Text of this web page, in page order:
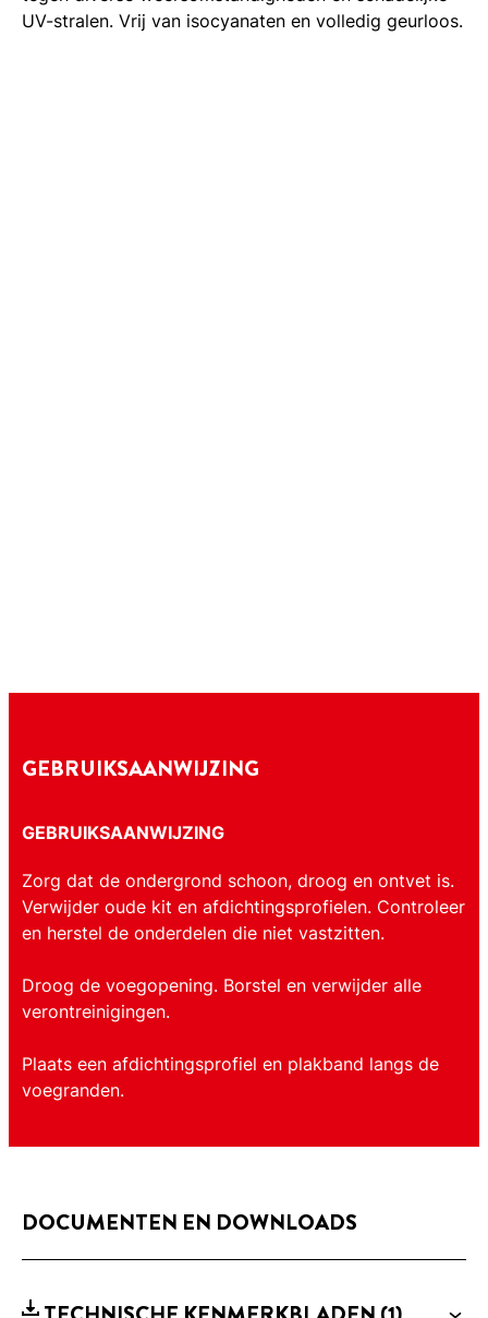
UV-stralen. Vrij van isocyanaten en volledig geurloos.
GEBRUIKSAANWIJZING
GEBRUIKSAANWIJZING
Zorg dat de ondergrond schoon, droog en ontvet is.
Verwijder oude kit en afdichtingsprofielen. Controleer
en herstel de onderdelen die niet vastzitten.
Droog de voegopening. Borstel en verwijder alle
verontreinigingen.
Plaats een afdichtingsprofiel en plakband langs de
voegranden.
DOCUMENTEN EN DOWNLOADS